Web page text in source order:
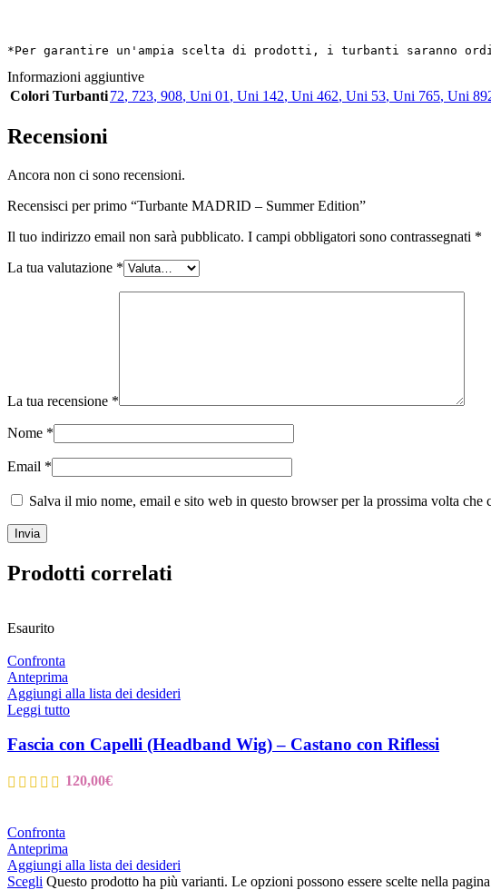
*Per garantire un'ampia scelta di prodotti, i turbanti saranno
Informazioni aggiuntive
Colori Turbanti72, 723, 908, Uni 01 , Uni 142, Uni 462, Uni 53, Uni 765, Uni
Recensioni
Ancora non ci sono recensioni.
Recensisci per primo “Turbante MADRID – Summer Edition”
Il tuo indirizzo email non sarà pubblicato. I campi obbligatori sono contrassegnati *
La tua valutazione *
La tua recensione *
Nome *
Email *
Salva il mio nome, email e sito web in questo browser per la prossima volta che
Prodotti correlati
Esaurito
Confronta
Anteprima
Aggiungi alla lista dei desideri
Leggi tutto
Fascia con Capelli (Headband Wig) – Castano con Riflessi
120,00€
Confronta
Anteprima
Aggiungi alla lista dei desideri
Scegli Questo prodotto ha più varianti. Le opzioni possono essere scelte nella